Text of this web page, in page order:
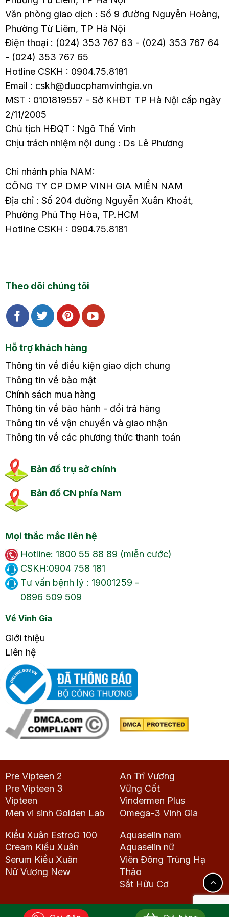
Văn phòng giao dịch : Số 9 đường Nguyễn Hoàng,
Phường Từ Liêm, TP Hà Nội
Điện thoại : (024) 353 767 63 - (024) 353 767 64
- (024) 353 767 65
Hotline CSKH : 0904.75.8181
Email : cskh@duocphamvinhgia.vn
MST : 0101819557 - Sở KHĐT TP Hà Nội cấp ngày
2/11/2005
Chủ tịch HĐQT : Ngô Thế Vinh
Chịu trách nhiệm nội dung : Ds Lê Phương
Chi nhánh phía NAM:
CÔNG TY CP DMP VINH GIA MIỀN NAM
Địa chỉ : Số 204 đường Nguyễn Xuân Khoát,
Phường Phú Thọ Hòa, TP.HCM
Hotline CSKH : 0904.75.8181
Theo dõi chúng tôi
Hỗ trợ khách hàng
Thông tin về điều kiện giao dịch chung
Thông tin về bảo mật
Chính sách mua hàng
Thông tin về bảo hành - đổi trả hàng
Thông tin về vận chuyển và giao nhận
Thông tin về các phương thức thanh toán
Bản đồ trụ sở chính
Bản đồ CN phía Nam
Mọi thắc mắc liên hệ
Hotline: 1800 55 88 89 (miễn cước)
CSKH:0904 758 181
Tư vấn bệnh lý : 19001259 -
0896 509 509
Về Vinh Gia
Giới thiệu
Liên hệ
Pre Vipteen 2
Pre Vipteen 3
Vipteen
Men vi sinh Golden Lab
An Trĩ Vương
Vững Cốt
Vindermen Plus
Omega-3 Vinh Gia
Kiều Xuân EstroG 100
Cream Kiều Xuân
Serum Kiều Xuân
Nữ Vương New
Aquaselin nam
Aquaselin nữ
Viên Đông Trùng Hạ
Thảo
Sắt Hữu Cơ